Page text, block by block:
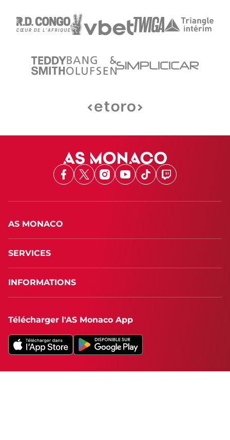
Facebook
X Instagram
Youtube
TikTokTwitch
AS MONACO
SERVICES
INFORMATIONS
Télécharger l'AS Monaco App